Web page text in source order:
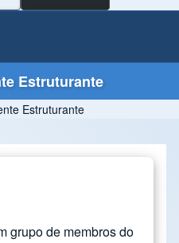
Estruturante
Estruturante
grupo de membros do